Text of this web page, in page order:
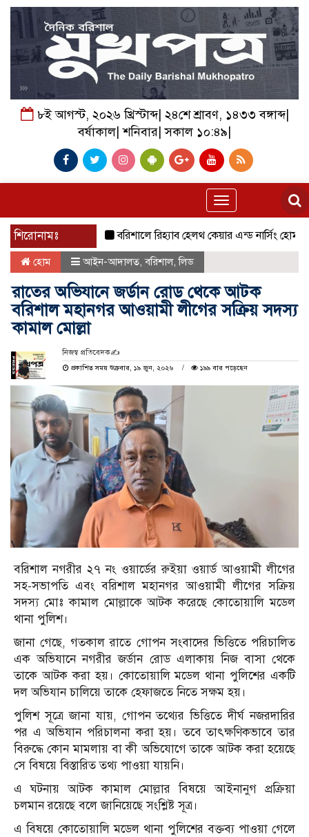
৮ই আগস্ট, ২০২৬ খ্রিস্টাব্দ| ২৪শে শ্রাবণ, ১৪৩৩ বঙ্গাব্দ|
বর্ষাকাল| শনিবার| সকাল ১০:৪৯|
Toggle
navigation
শিরোনামঃ বরিশালে রিহ্যাব হেলথ কেয়ার এন্ড নার্সিং হোম এর
হোম আইন-আদালত,বরিশাল,লিড
রাতের অভিযানে জর্ডান রোড থেকে আটক
বরিশাল মহানগর আওয়ামী লীগের সক্রিয় সদস্য
কামাল মোল্লা
নিজস্ব প্রতিবেদক✍️
প্রকাশিত সময় শুক্রবার, ১৯ জুন, ২০২৬
১৯৯ বার পড়েছেন
বরিশাল নগরীর ২৭ নং ওয়ার্ডের রুইয়া ওয়ার্ড আওয়ামী লীগের
সহ-সভাপতি এবং বরিশাল মহানগর আওয়ামী লীগের সক্রিয়
সদস্য মোঃ কামাল মোল্লাকে আটক করেছে কোতোয়ালি মডেল
থানা পুলিশ।
জানা গেছে, গতকাল রাতে গোপন সংবাদের ভিত্তিতে পরিচালিত
এক অভিযানে নগরীর জর্ডান রোড এলাকায় নিজ বাসা থেকে
তাকে আটক করা হয়। কোতোয়ালি মডেল থানা পুলিশের একটি
দল অভিযান চালিয়ে তাকে হেফাজতে নিতে সক্ষম হয়।
পুলিশ সূত্রে জানা যায়, গোপন তথ্যের ভিত্তিতে দীর্ঘ নজরদারির
পর এ অভিযান পরিচালনা করা হয়। তবে তাৎক্ষণিকভাবে তার
বিরুদ্ধে কোন মামলায় বা কী অভিযোগে তাকে আটক করা হয়েছে
সে বিষয়ে বিস্তারিত তথ্য পাওয়া যায়নি।
এ ঘটনায় আটক কামাল মোল্লার বিষয়ে আইনানুগ প্রক্রিয়া
চলমান রয়েছে বলে জানিয়েছে সংশ্লিষ্ট সূত্র।
এ বিষয়ে কোতোয়ালি মডেল থানা পুলিশের বক্তব্য পাওয়া গেলে